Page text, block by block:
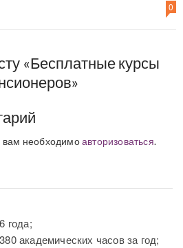
0
«Бесплатные курсы
вам необходимоавторизоваться.
года;
академических часов за год;